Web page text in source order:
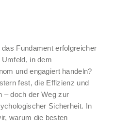
Fundament erfolgreicher
in dem
und engagiert handeln?
fest, die Effizienz und
– doch der Weg zur
Sicherheit. In
warum die besten